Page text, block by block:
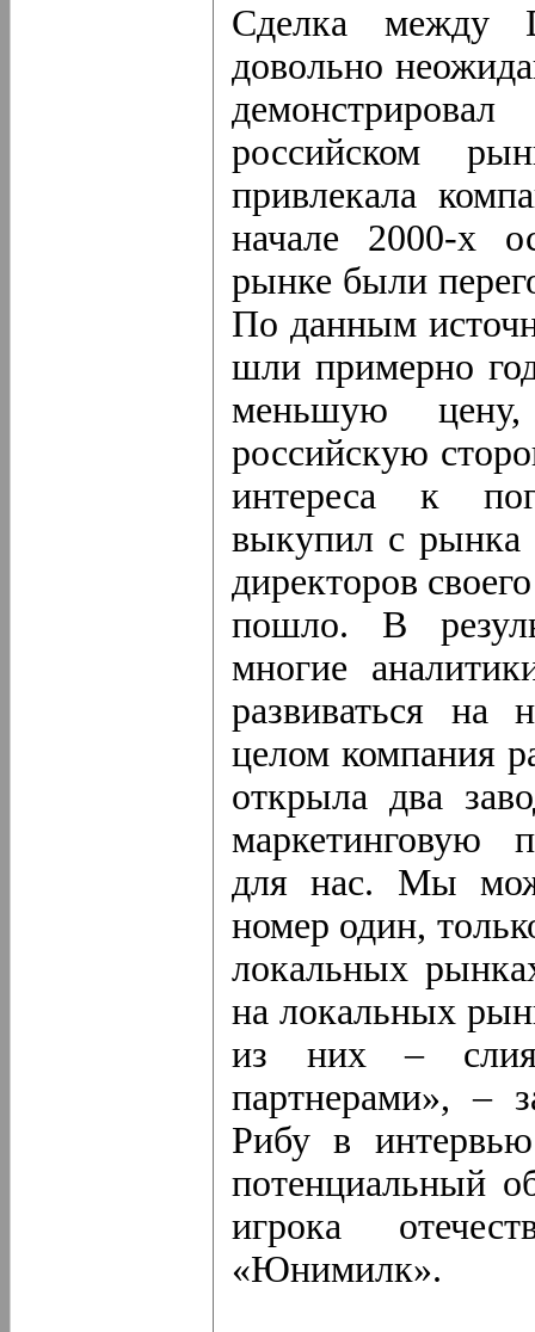
Сделка между
довольно
российском
привлекала
начале 2000-х
рынке были
По данным
шли примерно
меньшую
российскую
интереса к
выкупил с рынка
директоров
пошло. В
многие
развиваться на
целом компания
открыла два
маркетинговую
для нас. Мы
номер один,
локальных
на локальных
из них –
партнерами», –
Рибу в
потенциальный
игрока
«Юнимилк».